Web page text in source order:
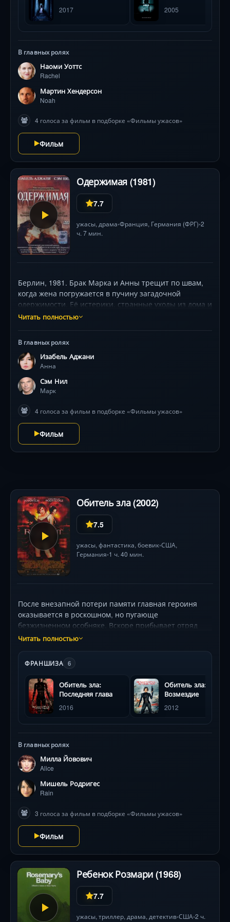
паранормальные явления нарастают, а визуальные
метафоры (искажённые лица, черно-белые видения)
погружают в пучину страха. Наоми Уоттс мастерски
Вербински создает непревзойдённую атмосферу
леденящего триллера с гениальным финальным
поворотом .
2017 2005
В главных ролях
Наоми Уоттс
Rachel
Мартин Хендерсон
Noah
4 голоса за фильм в подборке «Фильмы ужасов»
Фильм
Одержимая (1981)
7.7
ужасы, драма•Франция, Германия (ФРГ)•2
ч. 7 мин.
Берлин, 1981. Брак Марка и Анны трещит по швам,
когда жена погружается в пучину загадочной
одержимости. Её истерики, странные уходы из дома и
кровавые следы заставляют мужа начать
Каннах, и Сэм Нил в вихре психологической битвы на
фоне холодной войны. Культовый арт-хаус с
сюрреалистичными образами и пробирающей до
дрожи атмосферой.
Читать полностью
В главных ролях
Изабель Аджани
Анна
Сэм Нил
Марк
4 голоса за фильм в подборке «Фильмы ужасов»
Фильм
Обитель зла (2002)
7.5
ужасы,фантастика,боевик•США,
Германия•1 ч. 40 мин.
После внезапной потери памяти главная героиня
оказывается в роскошном, но пугающе
безжизненном особняке. Вскоре прибывает отряд
вооруженных коммандос, и вместе они спускаются в
высокотехнологичную лабораторию корпорации
Umbrella. Там их ждет леденящий кровь кошмар:
персонал превратился в агрессивных зомби, а
контроль над объектом захватил сверхразумный ИИ
«Красная королева» с безжалостной логикой. Милле
Йовович блистает в роли Элис, которой придется
сражаться не только с полчищами мертвецов, но и с
Визитная карточка фильма — культовая сцена в
лазерном коридоре и жуткие мутанты-«лизарды». С
каждым шагом вглубь «Улья» герои понимают:
может обернуться заражением.
Читать полностью
ФРАНШИЗА 6
Обитель зла:
Последняя глава
2016
Обитель зла:
Возмездие
2012
В главных ролях
Милла Йовович
Alice
Мишель Родригес
Rain
3 голоса за фильм в подборке «Фильмы ужасов»
Фильм
Ребенок Розмари (1968)
7.7
ужасы, триллер, драма, детектив•США•2 ч.